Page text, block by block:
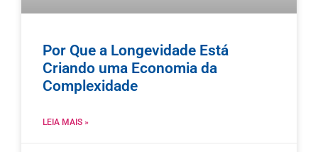
Por Que a Longevidade Está
Criando uma Economia da
Complexidade
LEIA MAIS »